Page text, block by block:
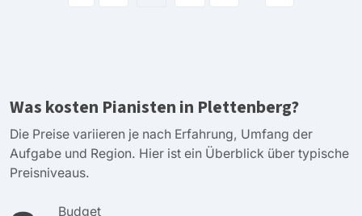
Was kosten Pianisten in Plettenberg?
Die Preise variieren je nach Erfahrung, Umfang der
Aufgabe und Region. Hier ist ein Überblick über typische
Preisniveaus.
Budget